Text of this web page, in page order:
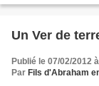
Un Ver de
Publié le 07/02/2012
Par Fils d'Abraham